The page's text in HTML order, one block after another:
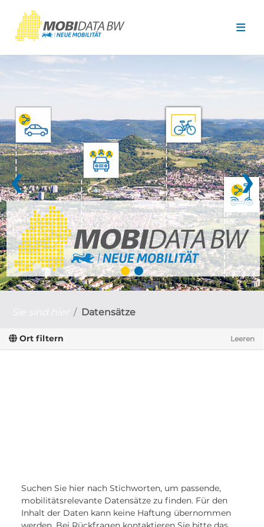
❮ ❯
Datensätze
Ort filtern Leeren
Suchen Sie hier nach Stichworten, um passende,
mobilitätsrelevante Datensätze zu finden. Für den
Inhalt der Daten kann keine Haftung übernommen